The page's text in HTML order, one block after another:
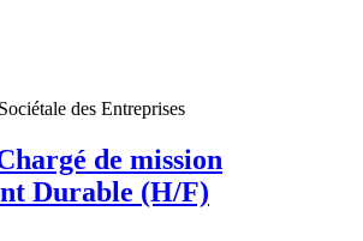
des Entreprises
de mission
Durable (H/F)